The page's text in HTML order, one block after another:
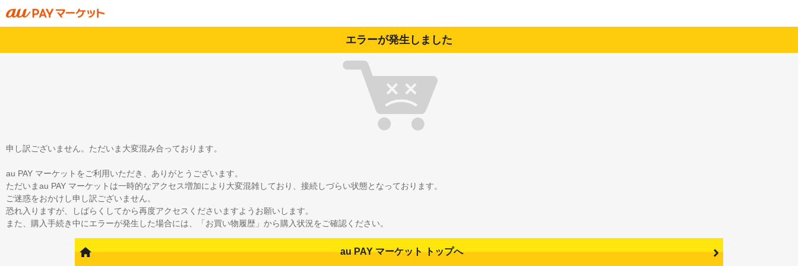
エラーが発生しました
申し訳ございません。ただいま大変混み合っております。
au PAY マーケットをご利用いただき、ありがとうございます。
ただいまau PAY マーケットは一時的なアクセス増加により大変混雑しており、接続しづらい状態となっております。
ご迷惑をおかけし申し訳ございません。
恐れ入りますが、しばらくしてから再度アクセスくださいますようお願いします。
また、購入手続き中にエラーが発生した場合には、「お買い物履歴」から購入状況をご確認ください。
au PAY マーケット トップへ